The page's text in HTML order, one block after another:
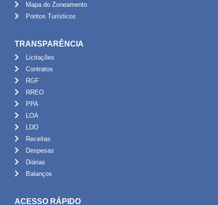
Mapa do Zoneamento
Pontos Turísticos
TRANSPARÊNCIA
Licitações
Contratos
RGF
RREO
PPA
LOA
LDO
Receitas
Despesas
Diárias
Balanços
ACESSO RÁPIDO